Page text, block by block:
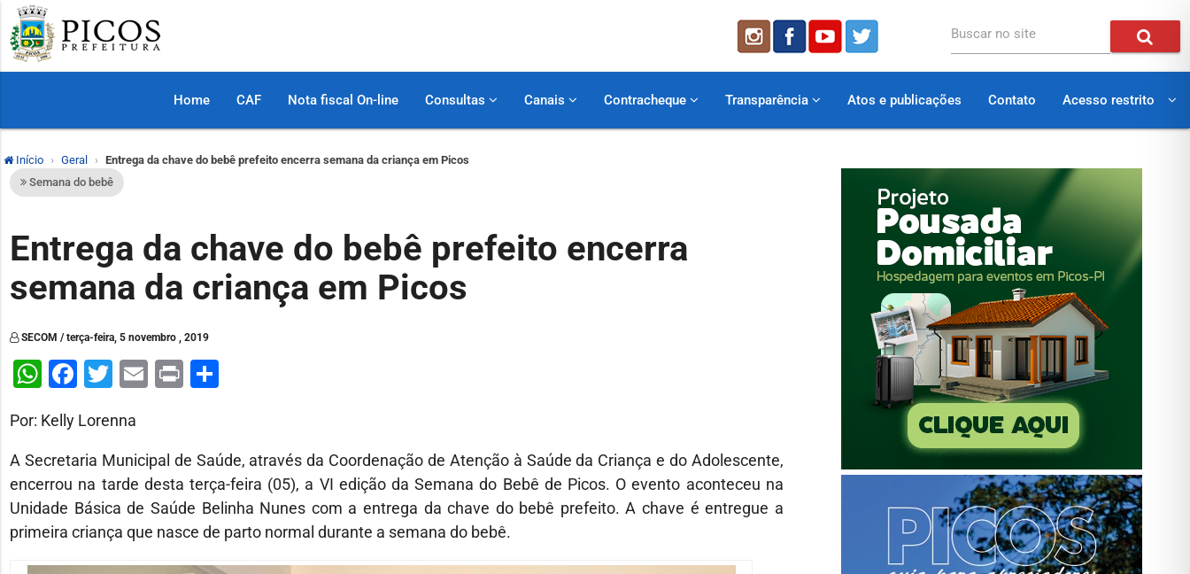
Buscar no site
Home CAF Nota fiscal On-line Consultas Canais Contracheque Transparência Atos e publicações Contato Acesso restrito
Início Geral
Entrega da chave do bebê prefeito encerra semana da criança em Picos
Semana do bebê
Entrega da chave do bebê prefeito encerra
semana da criança em Picos
SECOM / terça-feira, 5 novembro , 2019
WhatsApp
Facebook
Twitter
Email
Print
Por: Kelly Lorenna
A Secretaria Municipal de Saúde, através da Coordenação de Atenção à Saúde da Criança e do Adolescente,
encerrou na tarde desta terça-feira (05), a VI edição da Semana do Bebê de Picos. O evento aconteceu na
Unidade Básica de Saúde Belinha Nunes com a entrega da chave do bebê prefeito. A chave é entregue a
primeira criança que nasce de parto normal durante a semana do bebê.